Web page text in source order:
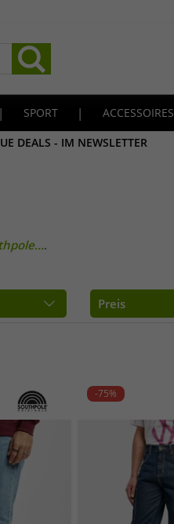
| SPORT | ACCESSOIRES
DEALS - IM NEWSLETTER
....
Preis
-75%